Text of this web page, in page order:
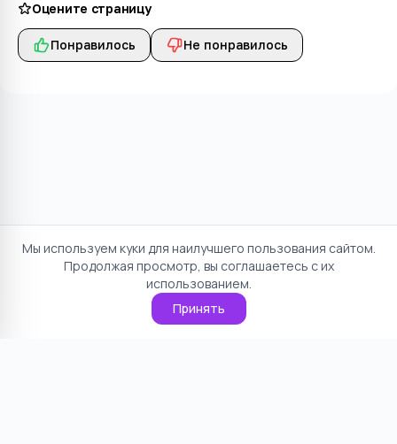
Оцените страницу
Понравилось Не понравилось
Мы используем куки для наилучшего пользования сайтом.
Продолжая просмотр, вы соглашаетесь с их
использованием.
Принять